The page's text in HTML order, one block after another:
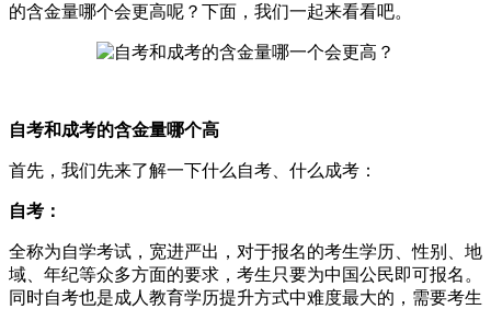
的含金量哪个会更高呢？下面，我们一起来看看吧。
自考和成考的含金量哪个高
首先，我们先来了解一下什么自考、什么成考：
自考：
全称为自学考试，宽进严出，对于报名的考生学历、性别、地
域、年纪等众多方面的要求，考生只要为中国公民即可报名。
同时自考也是成人教育学历提升方式中难度最大的，需要考生